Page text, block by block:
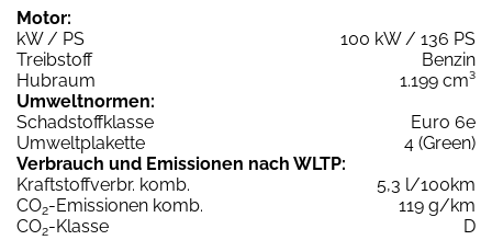
Motor:
kW / PS
100 kW / 136 PS
Treibstoff
Benzin
Hubraum
1.199 cm³
Umweltnormen:
Schadstoffklasse
Euro 6e
Umweltplakette
4 (Green)
Verbrauch und Emissionen nach WLTP:
Kraftstoffverbr. komb.
5,3 l/100km
CO2-Emissionen komb.
119 g/km
CO2-Klasse
D